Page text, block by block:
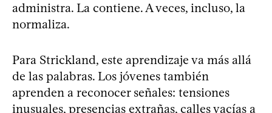
administra. La contiene. A veces, incluso, la
normaliza.
Para Strickland, este aprendizaje va más allá
de las palabras. Los jóvenes también
aprenden a reconocer señales: tensiones
inusuales, presencias extrañas, calles vacías a